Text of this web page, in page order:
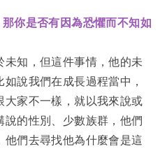
你是否有因為恐懼而不知如
未知，但這件事情，他的未
說我們在成長過程當中，
大家不一樣，就以我來說或
的性別、少數族群，他們
們去尋找他為什麼會是這